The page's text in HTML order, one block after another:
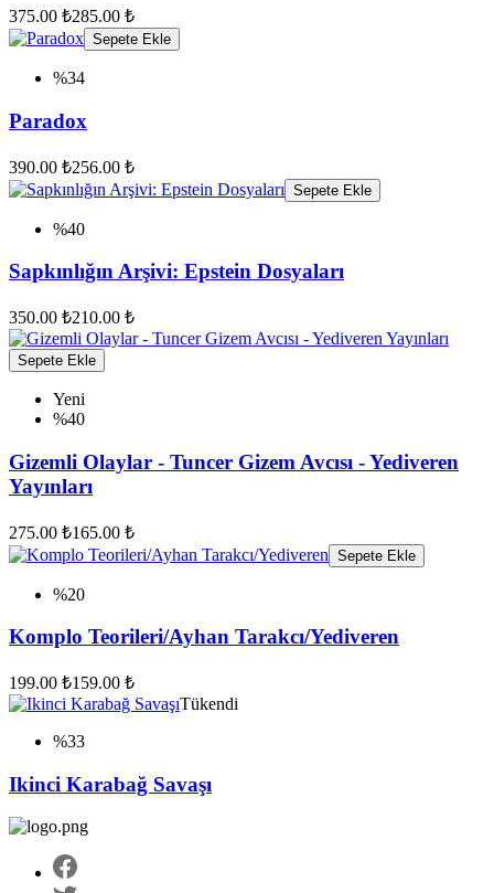
375.00 ₺285.00 ₺
Sepete Ekle
%34
Paradox
390.00 ₺256.00 ₺
Sepete Ekle
%40
Sapkınlığın Arşivi: Epstein Dosyaları
350.00 ₺210.00 ₺
Sepete Ekle
Yeni
%40
Gizemli Olaylar - Tuncer Gizem Avcısı - Yediveren
Yayınları
275.00 ₺165.00 ₺
Sepete Ekle
%20
Komplo Teorileri/Ayhan Tarakcı/Yediveren
199.00 ₺159.00 ₺
Tükendi
%33
Ikinci Karabağ Savaşı